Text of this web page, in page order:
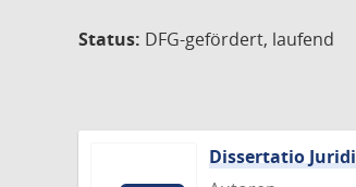
Status: DFG-gefördert, laufend
Dissertatio